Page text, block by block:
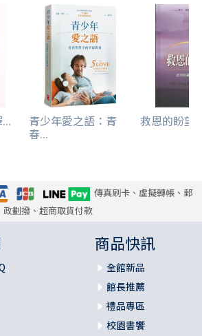
青少年愛之語：青
春...
救恩的盼望
傳真刷卡、虛擬轉帳、郵
政劃撥、超商取貨付款
商品快訊
全館新品
館長推薦
禮品專區
校園書饗